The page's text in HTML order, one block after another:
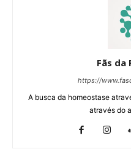
Fãs da
https://
A busca da homeostase
através do